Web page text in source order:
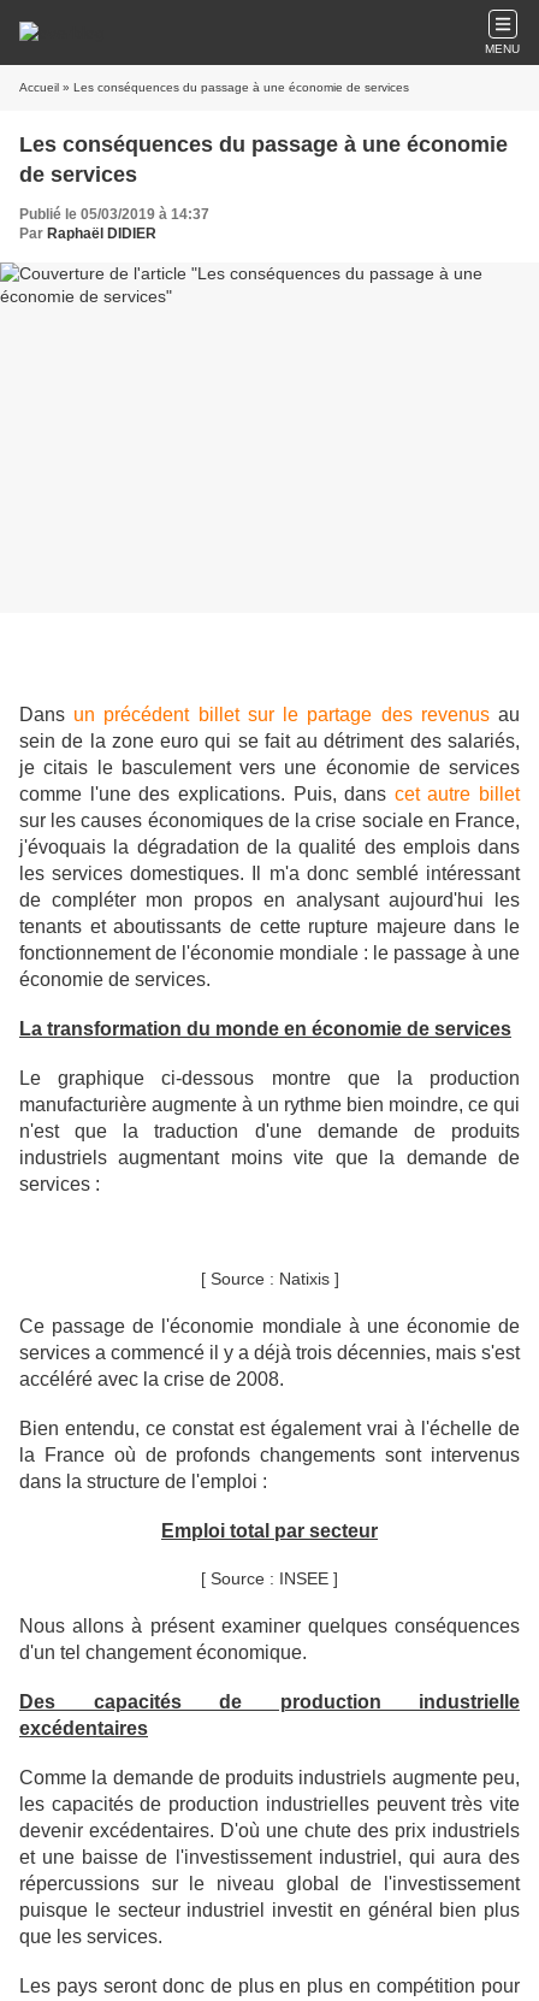
MENU
Accueil » Les conséquences du passage à une économie de services
Les conséquences du passage à une économie
de services
Publié le 05/03/2019 à 14:37
Par Raphaël DIDIER
Dans un précédent billet sur le partage des revenusau
sein de la zone euro qui se fait au détriment des salariés,
je citais le basculement vers une économie de services
comme l'une des explications. Puis, dans cet autre billet
sur les causes économiques de la crise sociale en France,
j'évoquais la dégradation de la qualité des emplois dans
les services domestiques. Il m'a donc semblé intéressant
de compléter mon propos en analysant aujourd'hui les
tenants et aboutissants de cette rupture majeure dans le
fonctionnement de l'économie mondiale : le passage à une
économie de services.
La transformation du monde en économie de services
Le graphique ci-dessous montre que la production
manufacturière augmente à un rythme bien moindre, ce qui
n'est que la traduction d'une demande de produits
industriels augmentant moins vite que la demande de
services :
[ Source : Natixis ]
Ce passage de l'économie mondiale à une économie de
services a commencé il y a déjà trois décennies, mais s'est
accéléré avec la crise de 2008.
Bien entendu, ce constat est également vrai à l'échelle de
la France où de profonds changements sont intervenus
dans la structure de l'emploi :
Emploi total par secteur
[ Source : INSEE ]
Nous allons à présent examiner quelques conséquences
d'un tel changement économique.
Des capacités de production industrielle
excédentaires
Comme la demande de produits industriels augmente peu,
les capacités de production industrielles peuvent très vite
devenir excédentaires. D'où une chute des prix industriels
et une baisse de l'investissement industriel, qui aura des
répercussions sur le niveau global de l'investissement
puisque le secteur industriel investit en général bien plus
que les services.
Les pays seront donc de plus en plus en compétition pour